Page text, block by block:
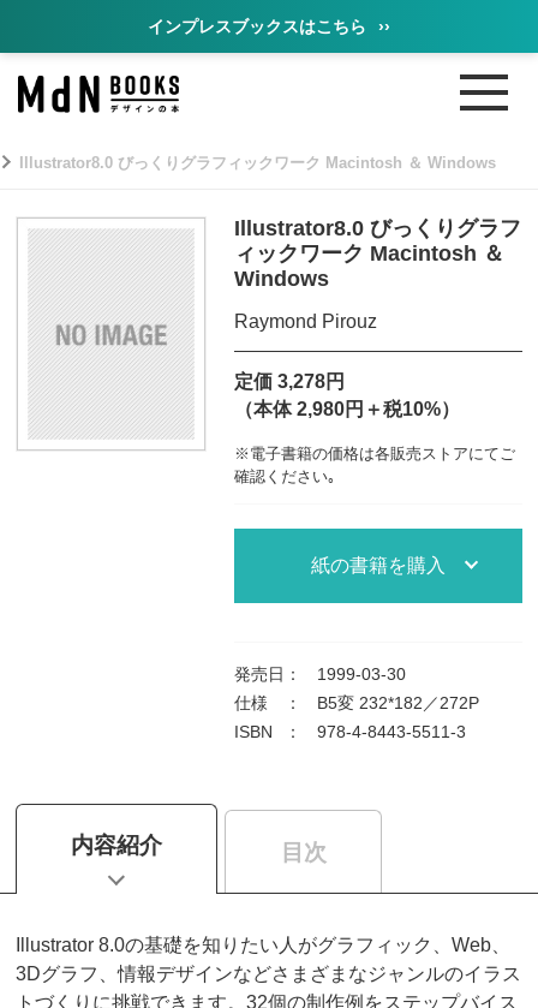
インプレスブックスはこちら ››
Illustrator8.0 びっくりグラフィックワーク Macintosh ＆ Windows
Illustrator8.0 びっくりグラフ
ィックワーク Macintosh ＆
Windows
Raymond Pirouz
定価 3,278円
（本体 2,980円＋税10%）
※電子書籍の価格は各販売ストアにてご
確認ください｡
紙の書籍を購入
発売日 ：
1999-03-30
仕様
：
B5変 232*182／272P
ISBN
： 978-4-8443-5511-3
内容紹介 目次
Illustrator 8.0の基礎を知りたい人がグラフィック、Web、
3Dグラフ、情報デザインなどさまざまなジャンルのイラス
トづくりに挑戦できます。32個の制作例をステップバイス